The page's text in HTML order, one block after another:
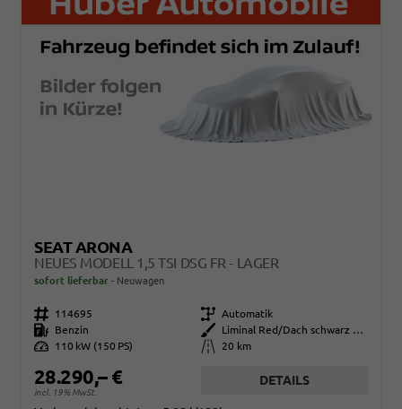
SEAT ARONA
NEUES MODELL 1,5 TSI DSG FR - LAGER
sofort lieferbar Neuwagen
Fahrzeugnr. 114695 Getriebe Automatik
Kraftstoff
Benzin Außenfarbe
Liminal Red/Dach schwarz Metallic (S60E)
Leistung
110 kW (150 PS) Kilometerstand 20 km
28.290,– €
incl. 19% MwSt.
DETAILS